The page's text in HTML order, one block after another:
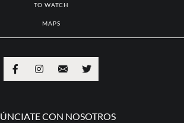
TO WATCH
MAPS
CON NOSOTROS